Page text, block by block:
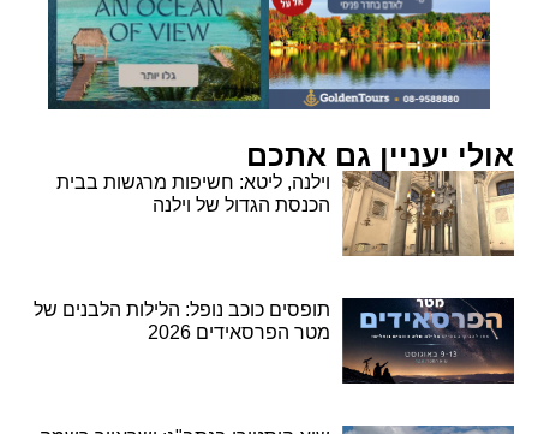
אולי יעניין גם אתכם
וילנה, ליטא: חשיפות מרגשות בבית
הכנסת הגדול של וילנה
תופסים כוכב נופל: הלילות הלבנים של
מטר הפרסאידים 2026